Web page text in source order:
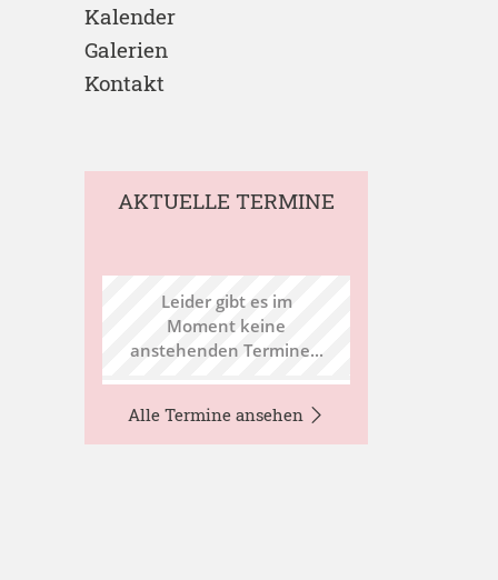
Kalender
Galerien
Kontakt
AKTUELLE TERMINE
Leider gibt es im
Moment keine
anstehenden Termine...
Alle Termine ansehen